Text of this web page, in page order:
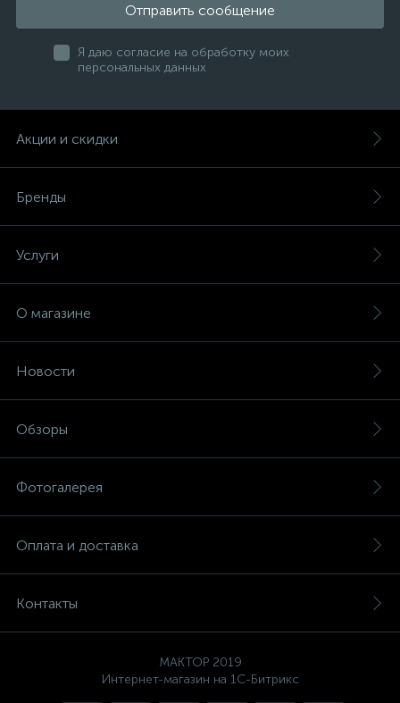
Отправить сообщение
Я даю согласие на обработку моих
персональных данных
Акции и скидки
Бренды
Услуги
О магазине
Новости
Обзоры
Фотогалерея
Оплата и доставка
Контакты
MAKTOP 2019
Интернет-магазин на 1С-Битрикс